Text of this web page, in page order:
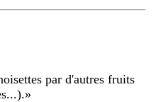
par d'autres fruits
»